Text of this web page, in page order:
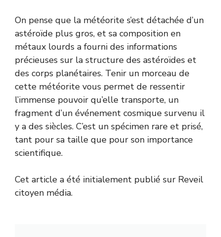
On pense que la météorite s’est détachée d’un
astéroïde plus gros, et sa composition en
métaux lourds a fourni des informations
précieuses sur la structure des astéroïdes et
des corps planétaires. Tenir un morceau de
cette météorite vous permet de ressentir
l’immense pouvoir qu’elle transporte, un
fragment d’un événement cosmique survenu il
y a des siècles. C’est un spécimen rare et prisé,
tant pour sa taille que pour son importance
scientifique.
Cet article a été initialement publié sur Reveil
citoyen média.